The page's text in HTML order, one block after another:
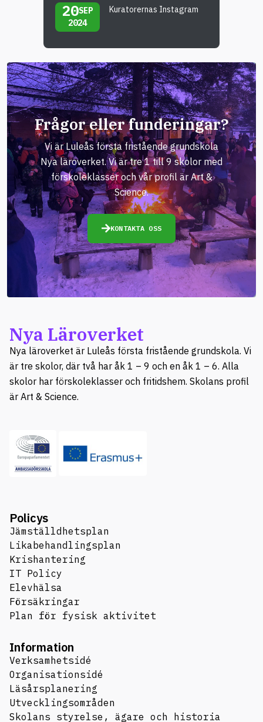
20SEP
2024
Kuratorernas Instagram
Frågor eller funderingar?
Vi är Luleås första fristående grundskola
Nya läroverket. Vi är tre 1 till 9 skolor med
förskoleklasser och vår profil är Art &
Science.
KONTAKTA OSS
Nya Läroverket
Nya läroverket är Luleås första fristående grundskola. Vi
är tre skolor, där två har åk 1 – 9 och en åk 1 – 6. Alla
skolor har förskoleklasser och fritidshem. Skolans profil
är Art & Science.
Policys
Jämställdhetsplan
Likabehandlingsplan
Krishantering
IT Policy
Elevhälsa
Försäkringar
Plan för fysisk aktivitet
Information
Verksamhetsidé
Organisationsidé
Läsårsplanering
Utvecklingsområden
Skolans styrelse, ägare och historia